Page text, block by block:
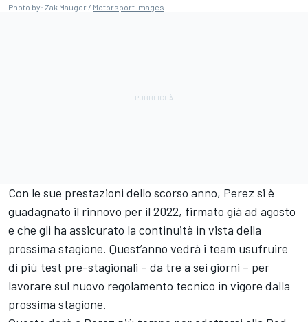
Photo by: Zak Mauger / Motorsport Images
Con le sue prestazioni dello scorso anno, Perez si è
guadagnato il rinnovo per il 2022, firmato già ad agosto
e che gli ha assicurato la continuità in vista della
prossima stagione. Quest’anno vedrà i team usufruire
di più test pre-stagionali – da tre a sei giorni – per
lavorare sul nuovo regolamento tecnico in vigore dalla
prossima stagione.